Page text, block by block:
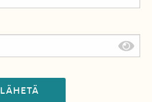
LÄHETÄ